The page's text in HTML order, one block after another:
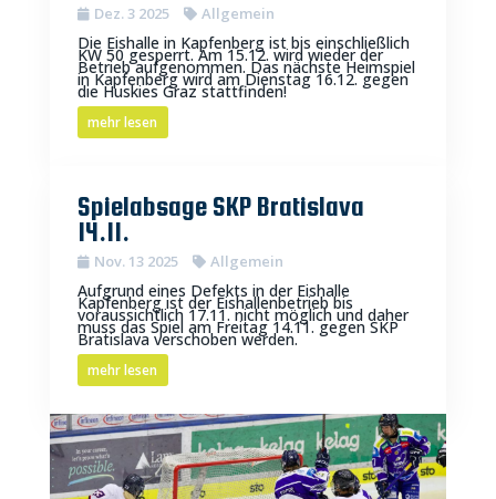
Dez. 3 2025 Allgemein
Die Eishalle in Kapfenberg ist bis einschließlich
KW 50 gesperrt. Am 15.12. wird wieder der
Betrieb aufgenommen. Das nächste Heimspiel
in Kapfenberg wird am Dienstag 16.12. gegen
die Huskies Graz stattfinden!
mehr lesen
Spielabsage SKP Bratislava
14.11.
Nov. 13 2025 Allgemein
Aufgrund eines Defekts in der Eishalle
Kapfenberg ist der Eishallenbetrieb bis
voraussichtlich 17.11. nicht möglich und daher
muss das Spiel am Freitag 14.11. gegen SKP
Bratislava verschoben werden.
mehr lesen